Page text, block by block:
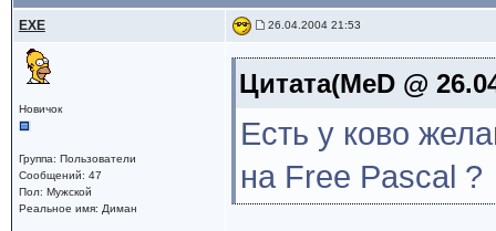
EXE 26.04.2004 21:53
Новичок
Группа: Пользователи
Сообщений: 47
Пол: Мужской
Реальное имя: Диман
Цитата(MeD @
Есть у ково
на Free Pascal ?